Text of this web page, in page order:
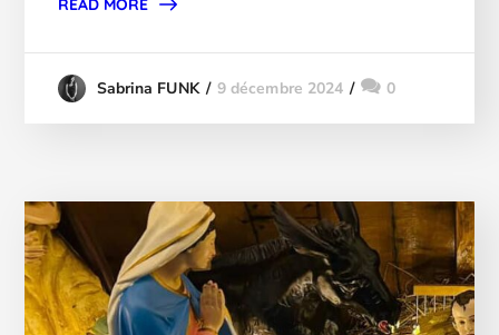
READ MORE
Sabrina FUNK 9 décembre 2024 0